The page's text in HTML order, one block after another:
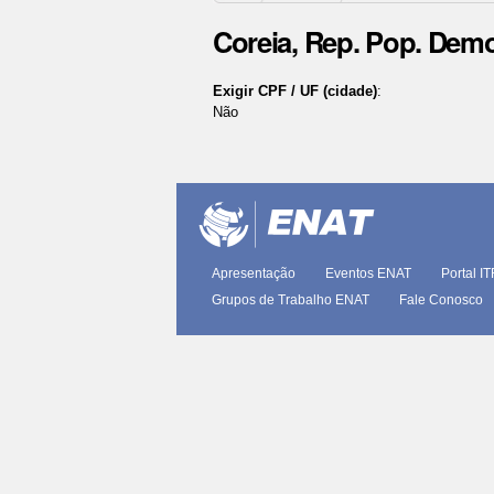
Coreia, Rep. Pop.
Exigir CPF / UF (cidade):
Não
documento
Apresentação Eventos ENAT Portal
Grupos de Trabalho ENAT
Fale Conosco